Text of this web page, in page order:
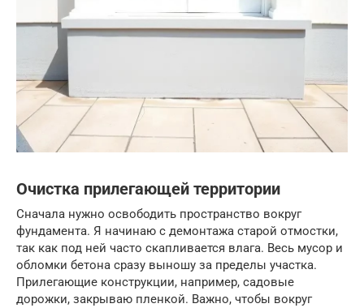
Очистка прилегающей территории
Сначала нужно освободить пространство вокруг
фундамента. Я начинаю с демонтажа старой отмостки,
так как под ней часто скапливается влага. Весь мусор и
обломки бетона сразу выношу за пределы участка.
Прилегающие конструкции, например, садовые
дорожки, закрываю пленкой. Важно, чтобы вокруг